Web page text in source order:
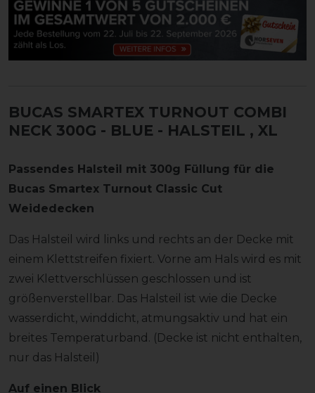
BUCAS SMARTEX TURNOUT COMBI
NECK 300G - BLUE - HALSTEIL , XL
Passendes Halsteil mit 300g Füllung für die
Bucas Smartex Turnout Classic Cut
Weidedecken
Das Halsteil wird links und rechts an der Decke mit
einem Klettstreifen fixiert. Vorne am Hals wird es mit
zwei Klettverschlüssen geschlossen und ist
größenverstellbar. Das Halsteil ist wie die Decke
wasserdicht, winddicht, atmungsaktiv und hat ein
breites Temperaturband. (Decke ist nicht enthalten,
nur das Halsteil)
Auf einen Blick